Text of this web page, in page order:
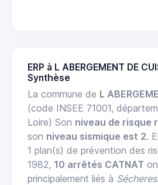
ERP à L ABERGEMENT DE
Synthèse
La commune de L
(code INSEE 71001,
Loire) Son niveau de risque
son niveau sismique est 2.
1 plan(s) de prévention des
1982, 10 arrêtés CATNAT
principalement liés à